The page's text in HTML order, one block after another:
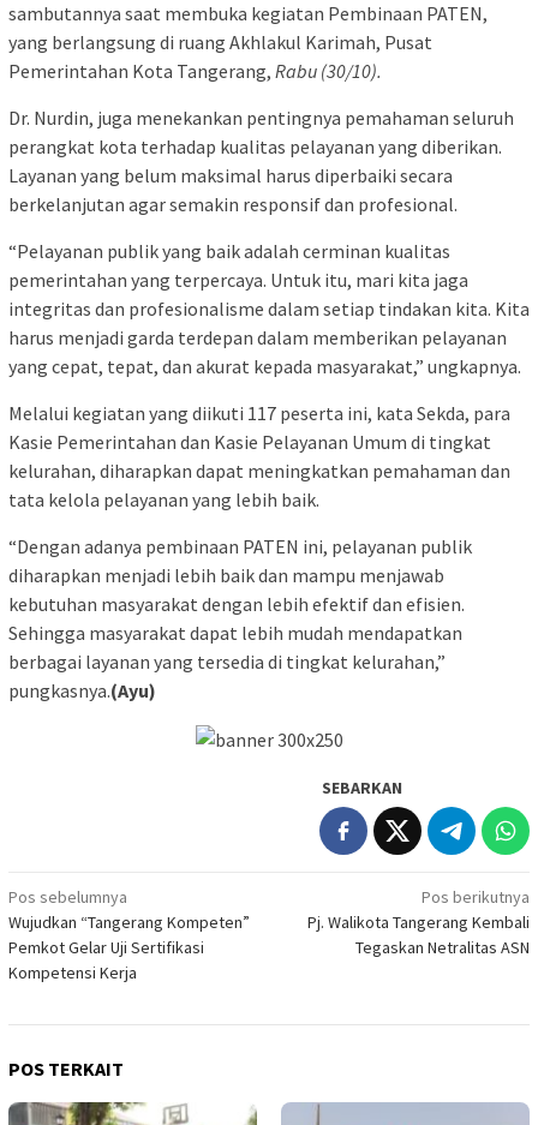
sambutannya saat membuka kegiatan Pembinaan PATEN,
yang berlangsung di ruang Akhlakul Karimah, Pusat
Pemerintahan Kota Tangerang, Rabu (30/10).
Dr. Nurdin, juga menekankan pentingnya pemahaman seluruh
perangkat kota terhadap kualitas pelayanan yang diberikan.
Layanan yang belum maksimal harus diperbaiki secara
berkelanjutan agar semakin responsif dan profesional.
“Pelayanan publik yang baik adalah cerminan kualitas
pemerintahan yang terpercaya. Untuk itu, mari kita jaga
integritas dan profesionalisme dalam setiap tindakan kita. Kita
harus menjadi garda terdepan dalam memberikan pelayanan
yang cepat, tepat, dan akurat kepada masyarakat,” ungkapnya.
Melalui kegiatan yang diikuti 117 peserta ini, kata Sekda, para
Kasie Pemerintahan dan Kasie Pelayanan Umum di tingkat
kelurahan, diharapkan dapat meningkatkan pemahaman dan
tata kelola pelayanan yang lebih baik.
“Dengan adanya pembinaan PATEN ini, pelayanan publik
diharapkan menjadi lebih baik dan mampu menjawab
kebutuhan masyarakat dengan lebih efektif dan efisien.
Sehingga masyarakat dapat lebih mudah mendapatkan
berbagai layanan yang tersedia di tingkat kelurahan,”
pungkasnya.(Ayu)
SEBARKAN
Navigasi
pos
Pos sebelumnya
Wujudkan “Tangerang Kompeten”
Pemkot Gelar Uji Sertifikasi
Kompetensi Kerja
Pos berikutnya
Pj. Walikota Tangerang Kembali
Tegaskan Netralitas ASN
POS TERKAIT